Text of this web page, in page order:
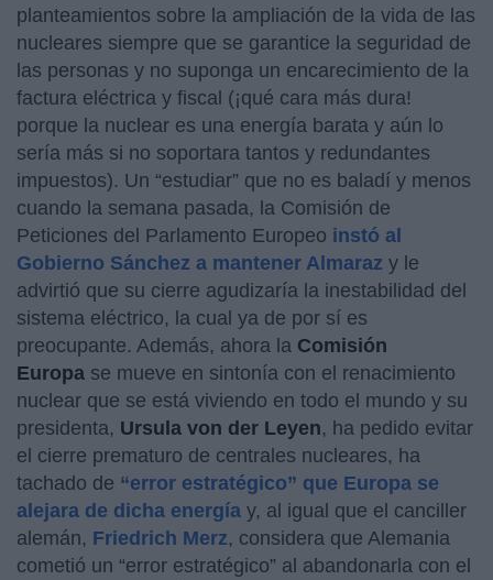
planteamientos sobre la ampliación de la vida de las
nucleares siempre que se garantice la seguridad de
las personas y no suponga un encarecimiento de la
factura eléctrica y fiscal (¡qué cara más dura!
porque la nuclear es una energía barata y aún lo
sería más si no soportara tantos y redundantes
impuestos). Un “estudiar” que no es baladí y menos
cuando la semana pasada, la Comisión de
Peticiones del Parlamento Europeo instó al
Gobierno Sánchez a mantener Almaraz y le
advirtió que su cierre agudizaría la inestabilidad del
sistema eléctrico, la cual ya de por sí es
preocupante. Además, ahora la Comisión
Europa se mueve en sintonía con el renacimiento
nuclear que se está viviendo en todo el mundo y su
presidenta, Ursula von der Leyen, ha pedido evitar
el cierre prematuro de centrales nucleares, ha
tachado de “error estratégico” que Europa se
alejara de dicha energía y, al igual que el canciller
alemán, Friedrich Merz, considera que Alemania
cometió un “error estratégico” al abandonarla con el